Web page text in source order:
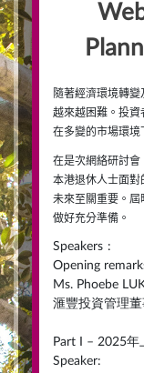
隨著經濟環境轉
越來越困難。投資
在多變的市場環
在是次網絡研討會
本港退休人士面
未來至關重要。
做好充分準備。
Speakers :
Opening
Ms. Phoebe
滙豐投資管理
Part I – 2025年
Speaker: